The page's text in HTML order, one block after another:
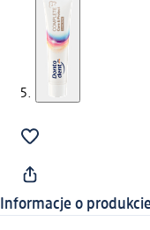
Informacje o